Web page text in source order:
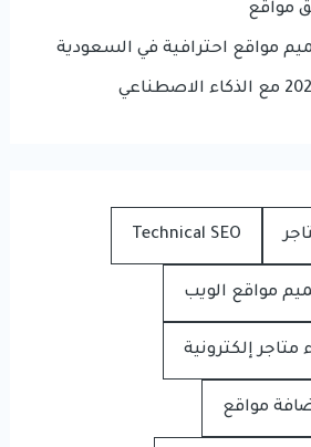
مواقع
مواقع احترافية في السعودية
Technical SEO
مواقع الويب
إلكترونية
مواقع